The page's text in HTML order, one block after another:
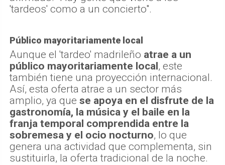
'tardeos' como a un concierto".
Público mayoritariamente local
Aunque el 'tardeo' madrileño atrae a un
público mayoritariamente local , este
también tiene una proyección internacional.
Así, esta oferta atrae a un sector más
amplio, ya que se apoya en el disfrute de la
gastronomía, la música y el baile en la
franja temporal comprendida entre la
sobremesa y el ocio nocturno, lo que
genera una actividad que complementa, sin
sustituirla, la oferta tradicional de la noche.